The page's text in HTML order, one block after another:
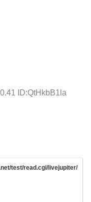
ID:QtHkbB1la
test/read.cgi/livejupiter/